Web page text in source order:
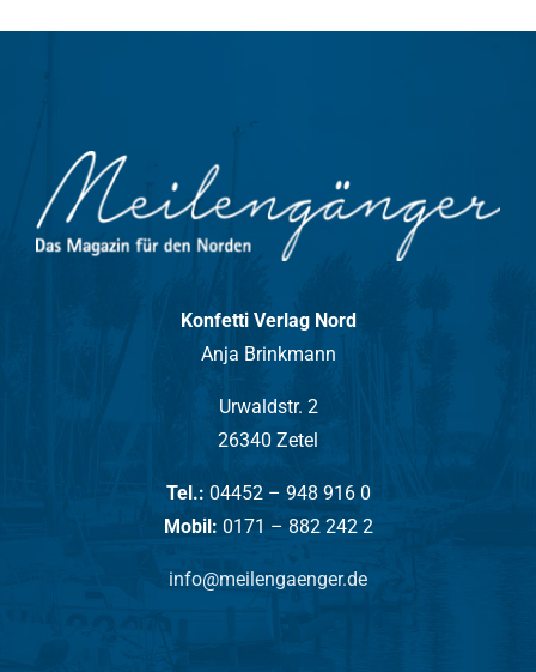
Konfetti Verlag Nord
Anja Brinkmann
Urwaldstr. 2
26340 Zetel
Tel.: 04452 – 948 916 0
Mobil: 0171 – 882 242 2
info@meilengaenger.de